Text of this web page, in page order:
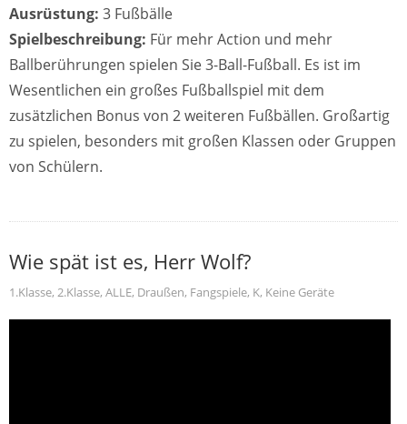
Ausrüstung: 3 Fußbälle
Spielbeschreibung: Für mehr Action und mehr
Ballberührungen spielen Sie 3-Ball-Fußball. Es ist im
Wesentlichen ein großes Fußballspiel mit dem
zusätzlichen Bonus von 2 weiteren Fußbällen. Großartig
zu spielen, besonders mit großen Klassen oder Gruppen
von Schülern.
Wie spät ist es, Herr Wolf?
1.Klasse, 2.Klasse, ALLE, Draußen, Fangspiele, K, Keine Geräte